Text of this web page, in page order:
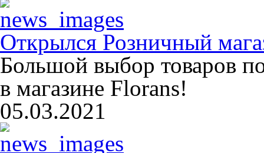
Открылся Розничный
Большой выбор товаров
в магазине Florans!
05.03.2021